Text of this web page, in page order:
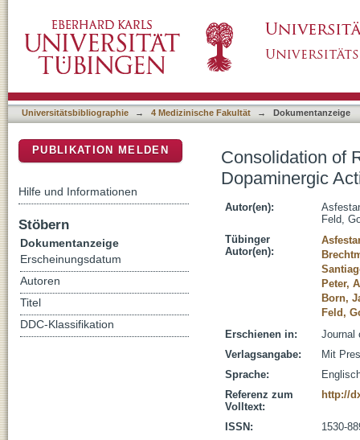
Universitätsbibliographie → 4 Medizinische Fakultät → Dokumentanzeige
Consolidation of
Dopaminergic
Autor(en):
Feld,
Tübinger
Autor(en):
Peter,
Born,
Feld,
Erschienen in:
Journal
Verlagsangabe:
Mit
Sprache:
Referenz zum
Volltext:
http://
ISSN:
1530-
PUBLIKATION MELDEN
Hilfe und Informationen
Stöbern
Dokumentanzeige
Erscheinungsdatum
Autoren
Titel
DDC-Klassifikation